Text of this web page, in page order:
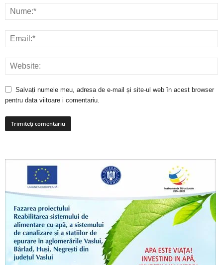
Salvați numele meu, adresa de e-mail și site-ul web în acest browser
pentru data viitoare i comentariu.